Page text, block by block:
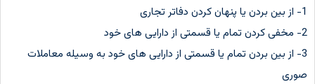
1- از بین بردن یا پنهان کردن دفاتر تجاری
2- مخفی کردن تمام یا قسمتی از دارایی های خود
3- از بین بردن تمام یا قسمتی از دارایی های خود به وسیله معاملات
صوری